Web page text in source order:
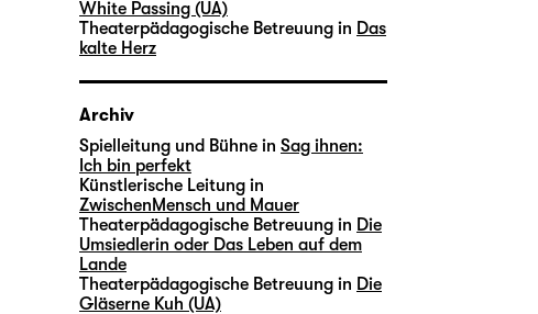
White Passing (UA)
Theaterpädagogische Betreuung in Das
kalte Herz
Archiv
Spielleitung und Bühne in Sag ihnen:
Ich bin perfekt
Künstlerische Leitung in
ZwischenMensch und Mauer
Theaterpädagogische Betreuung in Die
Umsiedlerin oder Das Leben auf dem
Lande
Theaterpädagogische Betreuung in Die
Gläserne Kuh (UA)